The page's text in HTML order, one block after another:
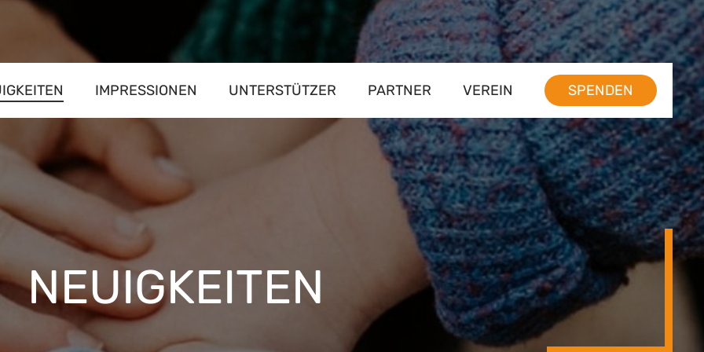
IMPRESSIONEN UNTERSTÜTZER PARTNER VEREIN SPENDEN
NEUIGKEITEN